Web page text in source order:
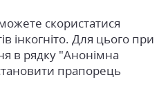
скористатися
інкогніто. Для цього при
в рядку "Анонімна
прапорець